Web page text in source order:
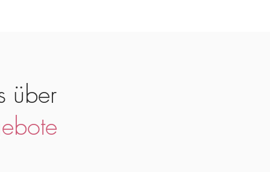
über